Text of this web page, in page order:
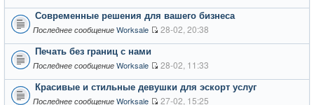
Современные решения для вашего бизнеса
Последнее сообщение Worksale 28-02, 20:38
Печать без границ с нами
Последнее сообщение Worksale 28-02, 11:33
Красивые и стильные девушки для эскорт услуг
Последнее сообщение Worksale 27-02, 15:25